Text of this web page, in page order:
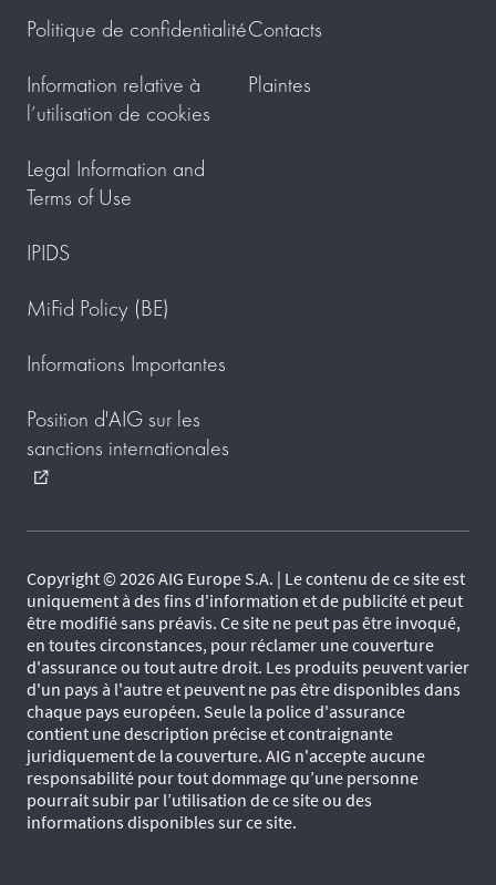
Politique de confidentialité
Information relative à
l’utilisation de cookies
Legal Information and
Terms of Use
IPIDS
MiFid Policy (BE)
Informations Importantes
Position d'AIG sur les
sanctions internationales
external_link
Contacts
Plaintes
Copyright © 2026 AIG Europe S.A. | Le contenu de ce site est
uniquement à des fins d'information et de publicité et peut
être modifié sans préavis. Ce site ne peut pas être invoqué,
en toutes circonstances, pour réclamer une couverture
d'assurance ou tout autre droit. Les produits peuvent varier
d'un pays à l'autre et peuvent ne pas être disponibles dans
chaque pays européen. Seule la police d'assurance
contient une description précise et contraignante
juridiquement de la couverture. AIG n'accepte aucune
responsabilité pour tout dommage qu’une personne
pourrait subir par l’utilisation de ce site ou des
informations disponibles sur ce site.